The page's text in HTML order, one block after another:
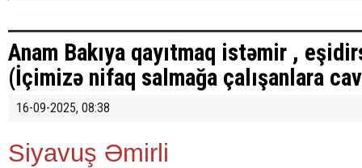
Anam Bakıya qayıtmaq istəmir ,
(İçimizə nifaq salmağa çalışanlara
16-09-2025, 08:38
Siyavuş Əmirli